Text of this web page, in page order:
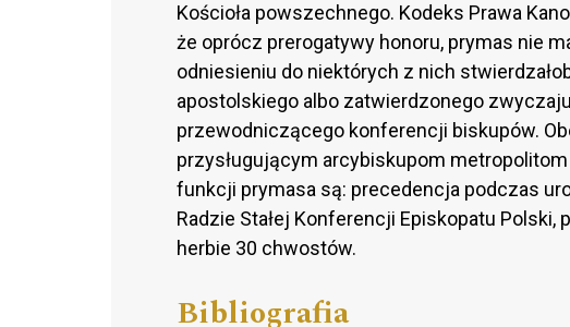
Kościoła powszechnego. Kodeks Prawa
że oprócz prerogatywy honoru, prymas nie
odniesieniu do niektórych z nich
apostolskiego albo zatwierdzonego
przewodniczącego konferencji biskupów.
przysługującym arcybiskupom
funkcji prymasa są: precedencja podczas
Radzie Stałej Konferencji Episkopatu
herbie 30 chwostów.
Bibliografia